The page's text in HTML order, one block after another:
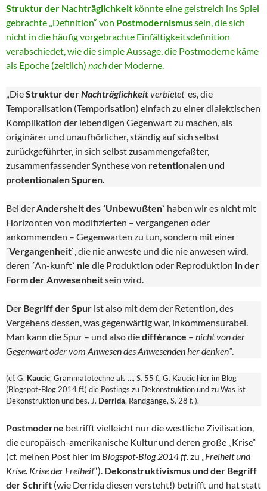
Struktur der Nachträglichkeit könnte eine geistreich ins Spiel
gebrachte „Definition“ von Postmodernismussein, die sich
nicht in die häufig vorgebrachte Einfältigkeitsdefinition
verabschiedet, wie die simple Aussage, die Postmoderne käme
als Epoche (zeitlich) nachder Moderne.
„DieStruktur derNachträglichkeitverbietetes, die
Temporalisation (Temporisation) einfach zu einer dialektischen
Komplikation der lebendigen Gegenwart zu machen, als
originärer und unaufhörlicher, ständig auf sich selbst
zurückgeführter, in sich selbst zusammengefaßter,
zusammenfassender Synthese von retentionalen und
protentionalen Spuren.
Bei derAndersheit des ´Unbewußten` haben wir es nicht mit
Horizonten von modifizierten – vergangenen oder
ankommenden – Gegenwarten zu tun, sondern mit einer
´Vergangenheit`, die nie anweste und die nie anwesen wird,
deren ´An-kunft` nie die Produktion oder Reproduktion in der
Form der Anwesenheitsein wird.
Der Begriff der Spur ist also mit dem der Retention, des
Vergehens dessen, was gegenwärtig war, inkommensurabel.
Man kann die Spur – und also diedifférance – nicht von der
Gegenwart oder vom Anwesen des Anwesenden her denken“.
(cf. G. Kaucic, Grammatotechne als …, S. 55 f., G. Kaucic hier im Blog
(Blogspot-Blog 2014 ff.) die Postings zu Dekonstruktion und zu Was ist
Dekonstruktion und bes. J. Derrida, Randgänge, S. 28 f. ).
Postmoderne betrifft vielleicht nur die westliche Zivilisation,
die europäisch-amerikanische Kultur und deren große „Krise“
(cf. meinen Post hier im Blogspot-Blog 2014 ff. zu „Freiheit und
Krise. Krise der Freiheit“). Dekonstruktivismus und der Begriff
der Schrift (wie Derrida diesen versteht!) betrifft und hat statt